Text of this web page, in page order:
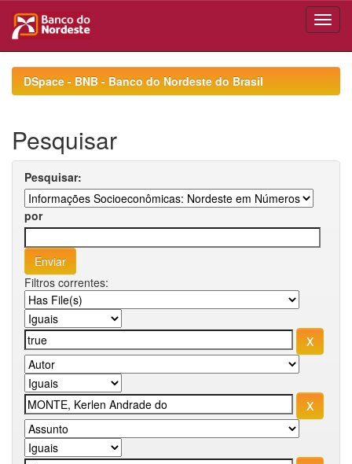
navigationDSpace - BNB - Banco do Nordeste do Brasil
Pesquisar
Pesquisar:
por
Filtros correntes: